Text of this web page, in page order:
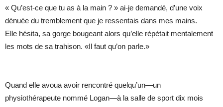
« Qu’est-ce que tu as à la main ? » ai-je demandé, d’une voix
dénuée du tremblement que je ressentais dans mes mains.
Elle hésita, sa gorge bougeant alors qu’elle répétait mentalement
les mots de sa trahison. «Il faut qu’on parle.»
Quand elle avoua avoir rencontré quelqu’un—un
physiothérapeute nommé Logan—à la salle de sport dix mois